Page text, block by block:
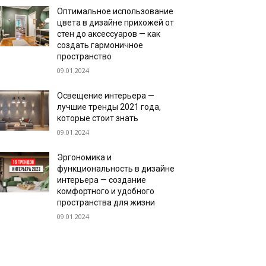
Оптимальное использование
цвета в дизайне прихожей от
стен до аксессуаров — как
создать гармоничное
пространство
09.01.2024
Освещение интерьера —
лучшие тренды 2021 года,
которые стоит знать
09.01.2024
Эргономика и
функциональность в дизайне
интерьера — создание
комфортного и удобного
пространства для жизни
09.01.2024